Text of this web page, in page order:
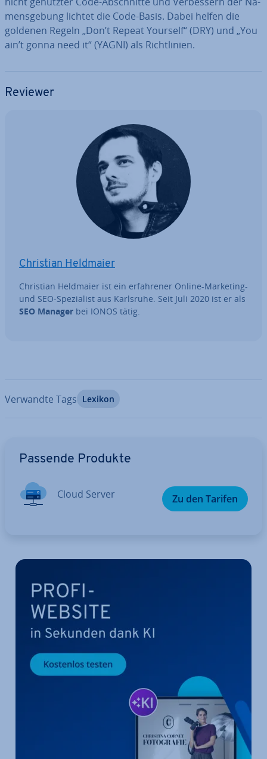
mens­ge­bung lichtet die Code-Basis. Dabei helfen die
goldenen Regeln „Don’t Repeat Yourself“ (DRY) und „You
ain’t gonna need it“ (YAGNI) als Richt­li­ni­en.
Reviewer
Christian Heldmaier
Christian Heldmaier ist ein er­fah­re­ner Online-Marketing-
und SEO-Spe­zia­list aus Karlsruhe. Seit Juli 2020 ist er als
SEO Manager bei IONOS tätig.
Verwandte Tags Lexikon
Passende Produkte
Cloud Server Zu den Tarifen